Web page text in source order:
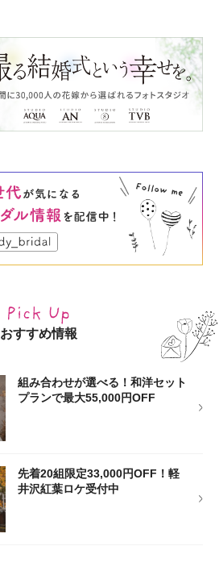
おすすめ情報
組み合わせが選べる！和洋セット
プランで最大55,000円OFF
先着20組限定33,000円OFF！軽
井沢紅葉ロケ受付中